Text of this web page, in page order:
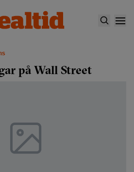
på Wall Street